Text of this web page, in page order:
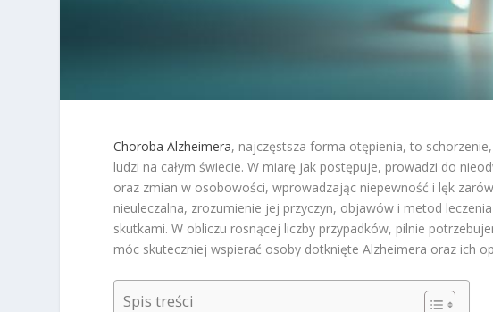
Choroba Alzheimera, najczęstsza forma otępienia, to
ludzi na całym świecie. W miarę jak postępuje, prowadzi do
oraz zmian w osobowości, wprowadzając niepewność i lęk
nieuleczalna, zrozumienie jej przyczyn, objawów i metod
skutkami. W obliczu rosnącej liczby przypadków, pilnie
móc skuteczniej wspierać osoby dotknięte Alzheimera oraz ich
Spis treści